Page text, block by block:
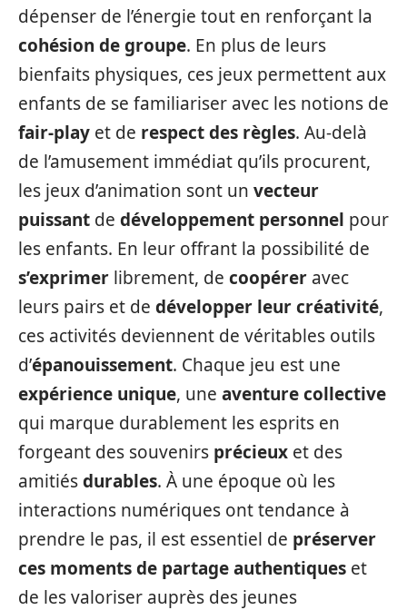
dépenser de l’énergie tout en renforçant la
cohésion de groupe. En plus de leurs
bienfaits physiques, ces jeux permettent aux
enfants de se familiariser avec les notions de
fair-play et de respect des règles. Au-delà
de l’amusement immédiat qu’ils procurent,
les jeux d’animation sont un vecteur
puissant de développement personnel pour
les enfants. En leur offrant la possibilité de
s’exprimer librement, de coopérer avec
leurs pairs et de développer leur créativité,
ces activités deviennent de véritables outils
d’épanouissement. Chaque jeu est une
expérience unique, une aventure collective
qui marque durablement les esprits en
forgeant des souvenirs précieux et des
amitiésdurables. À une époque où les
interactions numériques ont tendance à
prendre le pas, il est essentiel de préserver
ces moments de partage authentiques et
de les valoriser auprès des jeunes